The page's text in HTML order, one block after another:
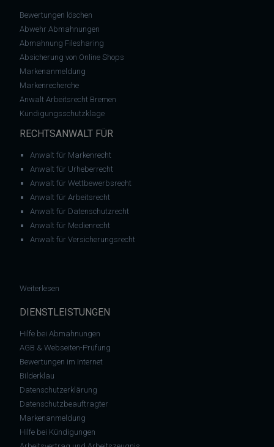
Bewertungen löschen
Abwehr Abmahnungen
Abmahnung Filesharing
Absicherung von Online Shops
Markenanmeldung
Markenrecherche
Anwalt Arbeitsrecht Bremen
Kündigungsschutzklage
RECHTSANWALT FÜR
Anwalt für Markenrecht
Anwalt für Urheberrecht
Anwalt für Wettbewerbsrecht
Anwalt für Arbeitsrecht
Anwalt für Datenschutzrecht
Anwalt für Medienrecht
Anwalt für Versicherungsrecht
Weiterlesen
DIENSTLEISTUNGEN
Hilfe bei Abmahnungen
AGB & Webseiten-Prüfung
Bewertungen im Internet
Bilderklau
Datenschutzerklärung
Datenschutzbeauftragter
Markenanmeldung
Hilfe bei Kündigungen